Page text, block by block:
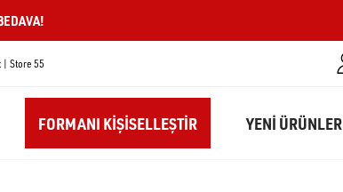
FORMANI KIŞISELLEŞTIR YENİ ÜRÜNLER